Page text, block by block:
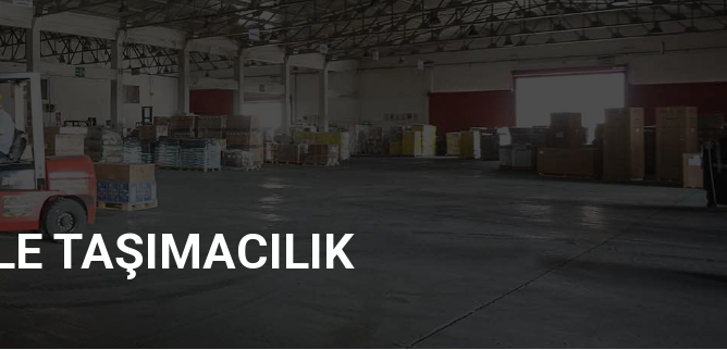
TAŞIMACILIK